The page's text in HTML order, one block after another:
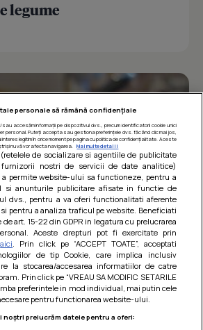
legume
cu arpagic rosu
preparat!
personale să rămână confidențiale
accesăm informații pe dispozitivul dvs., precum identificatorii cookie unici
personal. Puteți accepta sau gestiona preferințele dvs. făcând clic mai jos,
interes legitim în orice moment pe pagina cu politica de confidențialitate. Aceste
și nu vă vor afecta navigarea.
Mai multe detalii
de socializare si agentiile de publicitate
nostri de servicii de date analitice)
permite website-ului sa functioneze, pentru a
si anunturile publicitare afisate in functie de
dvs., pentru a va oferi functionalitati aferente
pentru a analiza traficul pe website. Beneficiati
art. 15-22 din GDPR in legatura cu prelucrarea
Aceste drepturi pot fi exercitate prin
aici . Prin click pe “ACCEPT TOATE”, acceptati
de tip Cookie, care implica inclusiv
la stocarea/accesarea informatiilor de catre
Prin click pe “VREAU SA MODIFIC SETARILE
preferintele in mod individual, mai putin cele
pentru functionarea website-ului.
noștri prelucrăm datele pentru a oferi: